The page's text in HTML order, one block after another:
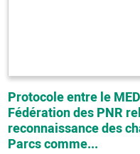
Protocole entre le
Fédération des PNR
reconnaissance des
Parcs comme...